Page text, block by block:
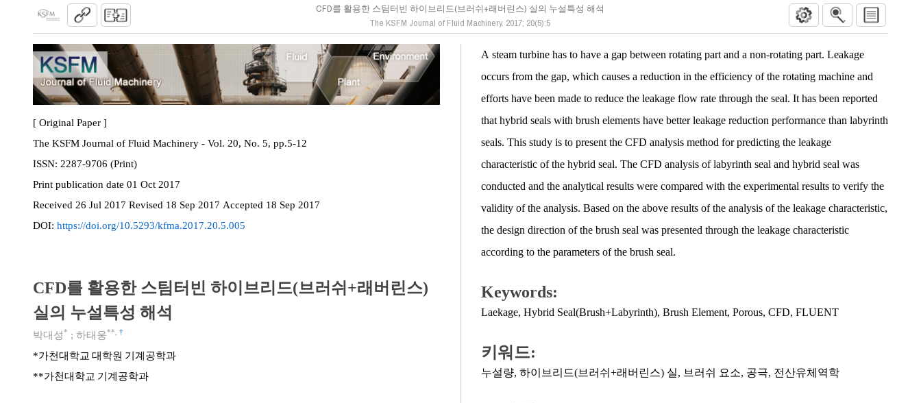
CFD를 활용한 스팀터빈 하이브리드(브러쉬+래버린스) 실의 누설특성 해석
The KSFM Journal of Fluid Machinery. 2017; 20(5):5
[ Original Paper ]
The KSFM Journal of Fluid Machinery - Vol. 20, No. 5, pp.5-12
ISSN:
2287-9706 (Print)
Print publication date 01 Oct 2017
Received 26 Jul 2017 Revised 18 Sep 2017 Accepted 18 Sep 2017
DOI: https://doi.org/10.5293/kfma.2017.20.5.005
CFD를 활용한 스팀터빈 하이브리드(브러쉬+래버린스)
실의 누설특성 해석
박대성* ; 하태웅**, †
*가천대학교 대학원 기계공학과
**가천대학교 기계공학과
A steam turbine has to have a gap between rotating part and a non-rotating part. Leakage
occurs from the gap, which causes a reduction in the efficiency of the rotating machine and
efforts have been made to reduce the leakage flow rate through the seal. It has been reported
that hybrid seals with brush elements have better leakage reduction performance than labyrinth
seals. This study is to present the CFD analysis method for predicting the leakage
characteristic of the hybrid seal. The CFD analysis of labyrinth seal and hybrid seal was
conducted and the analytical results were compared with the experimental results to verify the
validity of the analysis. Based on the above results of the analysis of the leakage characteristic,
the design direction of the brush seal was presented through the leakage characteristic
according to the parameters of the brush seal.
Keywords:
Laekage, Hybrid Seal(Brush+Labyrinth), Brush Element, Porous, CFD, FLUENT
키워드:
누설량, 하이브리드(브러쉬+래버린스) 실, 브러쉬 요소, 공극, 전산유체역학